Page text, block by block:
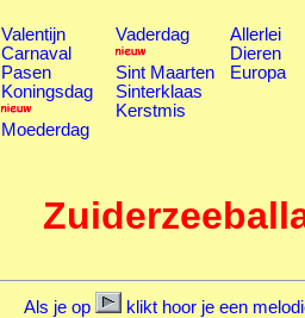
Valentijn
Carnaval
Pasen
Koningsdag
Moederdag
Vaderdag
Sint Maarten
Sinterklaas
Kerstmis
Allerlei
Dieren
Europa
Als je op klikt hoor je een